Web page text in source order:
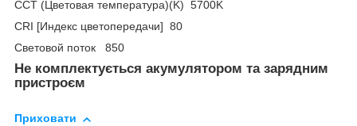
CCT (Цветовая температура)(K) 5700K
CRI [Индекс цветопередачи] 80
Световой поток 850
Не комплектується акумулятором та зарядним
пристроєм
Приховати